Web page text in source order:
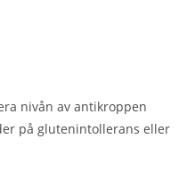
nivån av antikroppen
på glutenintollerans eller